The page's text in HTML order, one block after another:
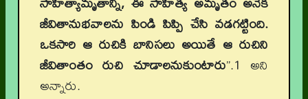
జీవితానుభవాలను పిండి పిప్పి చేసి వడగట్టింది.
ఒకసారి ఆ రుచికి బానిసలు అయితే ఆ రుచిని
జీవితాంతం రుచి చూడాలనుకుంటారు”.1 అని
అన్నారు.